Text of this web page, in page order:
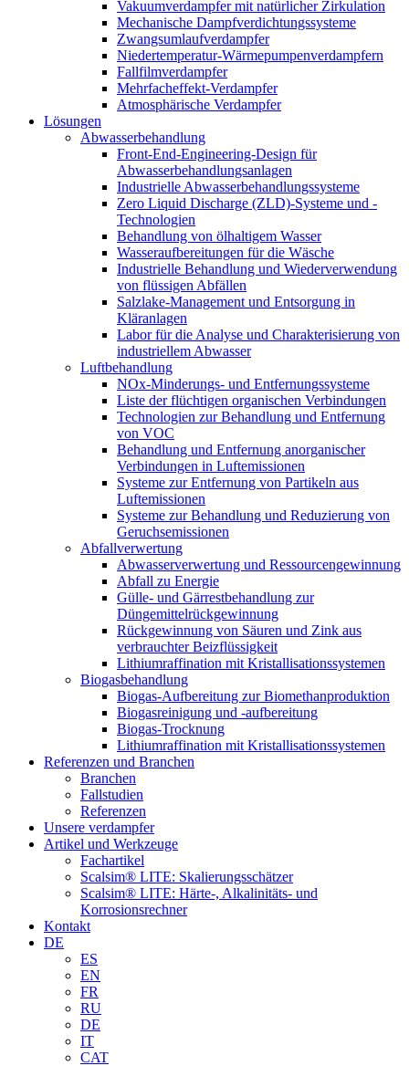
Vakuumverdampfer mit natürlicher Zirkulation
Mechanische Dampfverdichtungssysteme
Zwangsumlaufverdampfer
Niedertemperatur-Wärmepumpenverdampfern
Fallfilmverdampfer
Mehrfacheffekt-Verdampfer
Atmosphärische Verdampfer
Lösungen
Abwasserbehandlung
Front-End-Engineering-Design für
Abwasserbehandlungsanlagen
Industrielle Abwasserbehandlungssysteme
Zero Liquid Discharge (ZLD)-Systeme und -
Technologien
Behandlung von ölhaltigem Wasser
Wasseraufbereitungen für die Wäsche
Industrielle Behandlung und Wiederverwendung
von flüssigen Abfällen
Salzlake-Management und Entsorgung in
Kläranlagen
Labor für die Analyse und Charakterisierung von
industriellem Abwasser
Luftbehandlung
NOx-Minderungs- und Entfernungssysteme
Liste der flüchtigen organischen Verbindungen
Technologien zur Behandlung und Entfernung
von VOC
Behandlung und Entfernung anorganischer
Verbindungen in Luftemissionen
Systeme zur Entfernung von Partikeln aus
Luftemissionen
Systeme zur Behandlung und Reduzierung von
Geruchsemissionen
Abfallverwertung
Abwasserverwertung und Ressourcengewinnung
Abfall zu Energie
Gülle- und Gärrestbehandlung zur
Düngemittelrückgewinnung
Rückgewinnung von Säuren und Zink aus
verbrauchter Beizflüssigkeit
Lithiumraffination mit Kristallisationssystemen
Biogasbehandlung
Biogas-Aufbereitung zur Biomethanproduktion
Biogasreinigung und -aufbereitung
Biogas-Trocknung
Lithiumraffination mit Kristallisationssystemen
Referenzen und Branchen
Branchen
Fallstudien
Referenzen
Unsere verdampfer
Artikel und Werkzeuge
Fachartikel
Scalsim® LITE: Skalierungsschätzer
Scalsim® LITE: Härte-, Alkalinitäts- und
Korrosionsrechner
Kontakt
DE
ES
EN
FR
RU
DE
IT
CAT